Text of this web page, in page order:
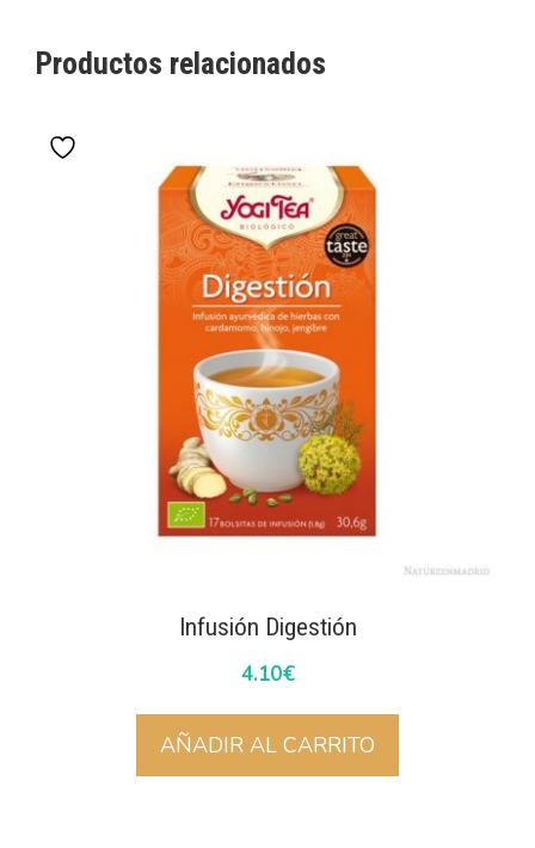
Productos relacionados
Infusión Digestión
4.10€
AÑADIR AL CARRITO